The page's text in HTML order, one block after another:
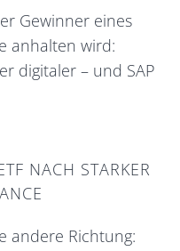
Gewinner eines
anhalten wird:
digitaler – und SAP
NACH STARKER
andere Richtung: